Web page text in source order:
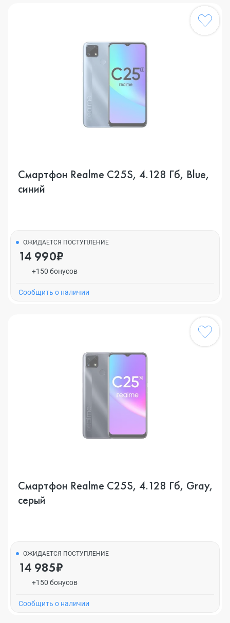
Смартфон Realme C25S, 4.128 Гб, Blue,
синий
ОЖИДАЕТСЯ ПОСТУПЛЕНИЕ
14 990₽
+150 бонусов
Cообщить о наличии
Смартфон Realme C25S, 4.128 Гб, Gray,
серый
ОЖИДАЕТСЯ ПОСТУПЛЕНИЕ
14 985₽
+150 бонусов
Cообщить о наличии